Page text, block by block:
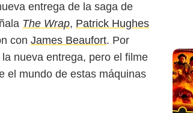
entrega de la saga de
The Wrap, Patrick Hughes
con James Beaufort. Por
nueva entrega, pero el filme
el mundo de estas máquinas